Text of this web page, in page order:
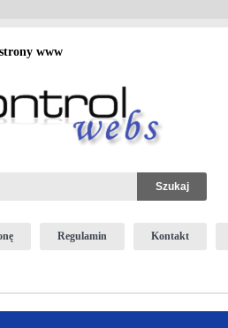
strony www
Regulamin Kontakt